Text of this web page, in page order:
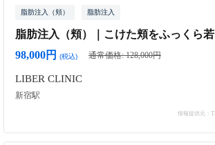
脂肪注入（頬） 脂肪注入
脂肪注入（頬）｜こけた頬をふっくら
98,000円
(税込) 通常価格: 128,000円
LIBER CLINIC
新宿駅
情報提供元：